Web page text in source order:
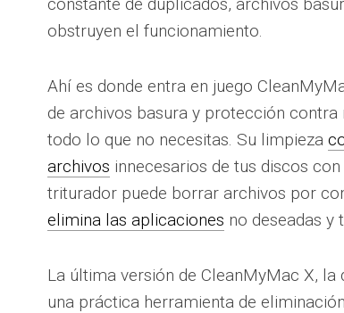
obstruyen el funcionamiento.
Ahí es donde entra en juego
de archivos basura y protección
todo lo que no necesitas. Su limpieza
archivos innecesarios de tus discos
triturador puede borrar archivos por
elimina las aplicaciones no deseadas y
La última versión de CleanMyMac X,
una práctica herramienta de